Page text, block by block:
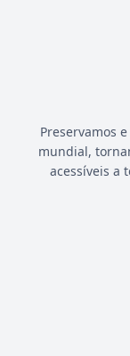
Preservamos
mundial,
acessíveis a